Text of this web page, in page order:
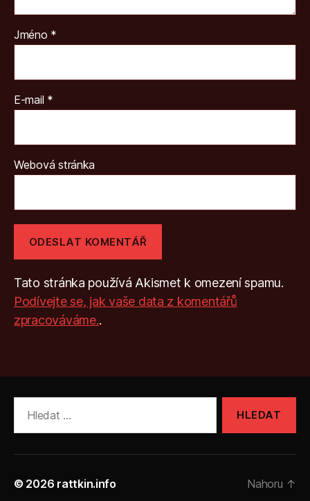
Jméno *
E-mail *
Webová stránka
Tato stránka používá Akismet k omezení spamu.
Podívejte se, jak vaše data z komentářů
zpracováváme..
vyhledávání:
© 2026 rattkin.info Nahoru ↑